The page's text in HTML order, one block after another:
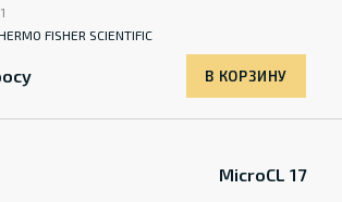
FISHER SCIENTIFIC
В КОРЗИНУ
MicroCL 17